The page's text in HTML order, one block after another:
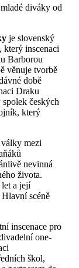
diváky od
je slovenský
který inscenaci
Barborou
věnuje tvorbě
době
Draku
českých
který
mezi
nevinná
života.
a její
scéně
inscenace pro
one-
škol,